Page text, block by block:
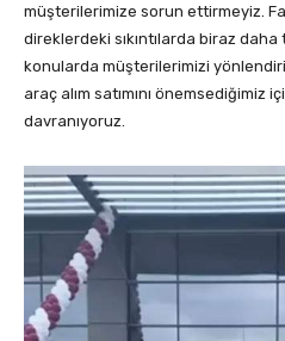
müşterilerimize sorun ettirmeyiz.
direklerdeki sıkıntılarda biraz daha
konularda müşterilerimizi
araç alım satımını önemsediğimiz
davranıyoruz.